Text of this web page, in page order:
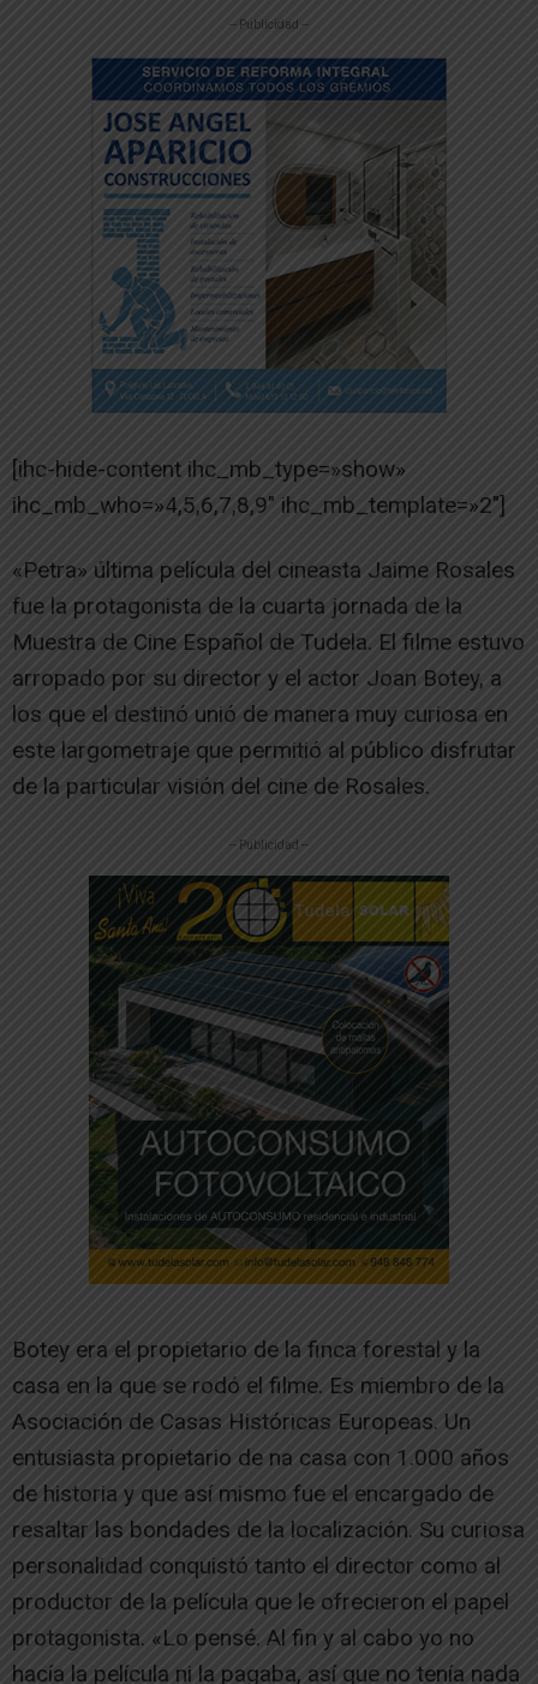
-- Publicidad --
[ihc-hide-content ihc_mb_type=»show»
ihc_mb_who=»4,5,6,7,8,9″ ihc_mb_template=»2″]
«Petra» última película del cineasta Jaime Rosales
fue la protagonista de la cuarta jornada de la
Muestra de Cine Español de Tudela. El filme estuvo
arropado por su director y el actor Joan Botey, a
los que el destinó unió de manera muy curiosa en
este largometraje que permitió al público disfrutar
de la particular visión del cine de Rosales.
-- Publicidad --
Botey era el propietario de la finca forestal y la
casa en la que se rodó el filme. Es miembro de la
Asociación de Casas Históricas Europeas. Un
entusiasta propietario de na casa con 1.000 años
de historia y que así mismo fue el encargado de
resaltar las bondades de la localización. Su curiosa
personalidad conquistó tanto el director como al
productor de la película que le ofrecieron el papel
protagonista. «Lo pensé. Al fin y al cabo yo no
hacía la película ni la pagaba, así que no tenía nada